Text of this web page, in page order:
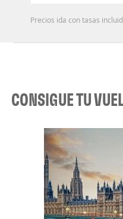
Precios ida con tasas
CONSIGUE TU